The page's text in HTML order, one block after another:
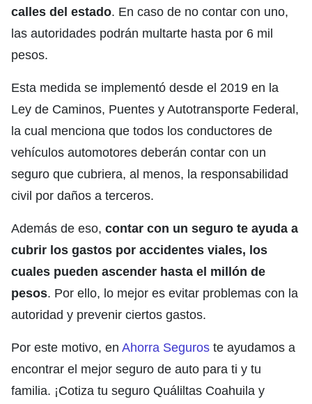
calles del estado. En caso de no contar con uno,
las autoridades podrán multarte hasta por 6 mil
pesos.
Esta medida se implementó desde el 2019 en la
Ley de Caminos, Puentes y Autotransporte Federal,
la cual menciona que todos los conductores de
vehículos automotores deberán contar con un
seguro que cubriera, al menos, la responsabilidad
civil por daños a terceros.
Además de eso, contar con un seguro te ayuda a
cubrir los gastos por accidentes viales, los
cuales pueden ascender hasta el millón de
pesos. Por ello, lo mejor es evitar problemas con la
autoridad y prevenir ciertos gastos.
Por este motivo, en Ahorra Seguros te ayudamos a
encontrar el mejor seguro de auto para ti y tu
familia. ¡Cotiza tu seguro Quáliltas Coahuila y